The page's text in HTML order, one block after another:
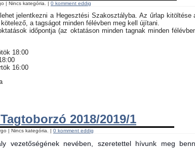
| Nincs kategória. | 0 komment eddig
jelentkezni a Hegesztési Szakosztályba. Az űrlap kitöltése
a tagságot minden félévben meg kell újítani.
időpontja (az oktatáson minden tagnak minden
18:00
16:00
2018/2019/1
| Nincs kategória. | 0 komment eddig
vezetőségének nevében, szeretettel hívunk meg